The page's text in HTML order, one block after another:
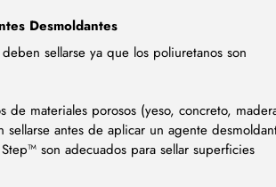
Desmoldantes
sellarse ya que los poliuretanos son
de materiales porosos (yeso, concreto,
antes de aplicar un agente
son adecuados para sellar superficies